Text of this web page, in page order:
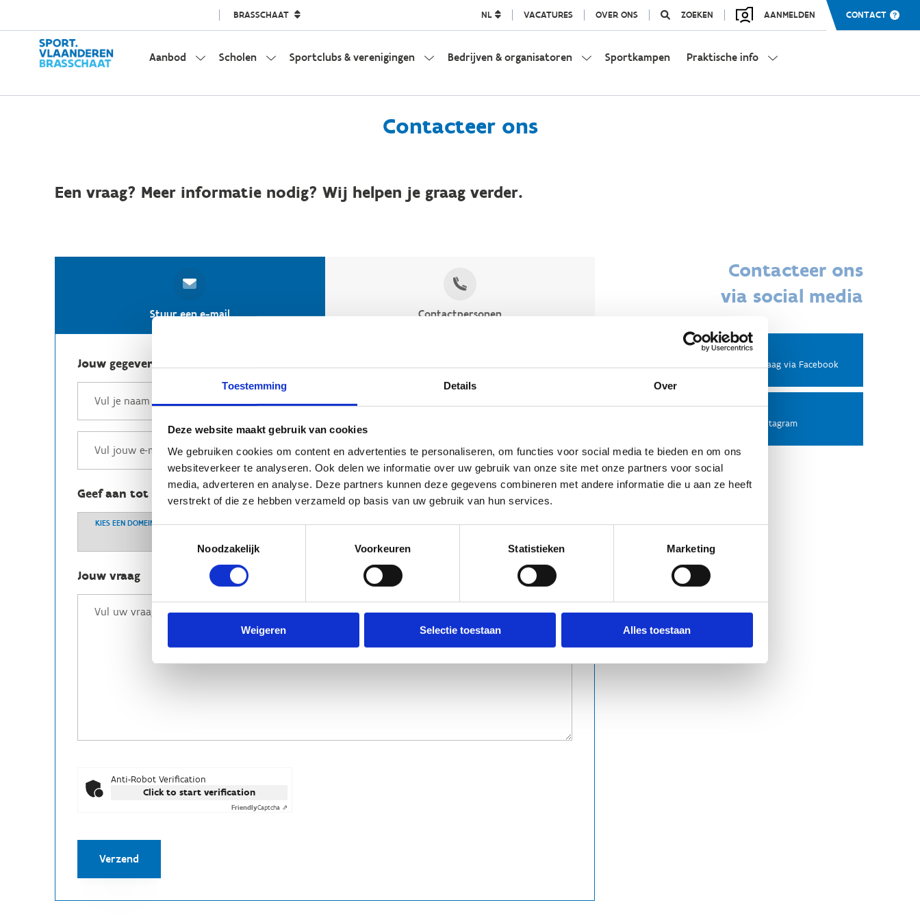
Toestemming Details Over
Deze website maakt gebruik van cookies
We gebruiken cookies om content en advertenties te personaliseren, om functies voor social media te bieden en om ons
websiteverkeer te analyseren. Ook delen we informatie over uw gebruik van onze site met onze partners voor social
media, adverteren en analyse. Deze partners kunnen deze gegevens combineren met andere informatie die u aan ze heeft
verstrekt of die ze hebben verzameld op basis van uw gebruik van hun services.
Noodzakelijk
Voorkeuren Statistieken Marketing
Weigeren Selectie toestaan Alles toestaan
BRASSCHAAT NL VACATURES OVER ONS ZOEKEN AANMELDEN CONTACT
Aanbod Scholen Sportclubs & verenigingen Bedrijven & organisatoren Sportkampen Praktische info
Contacteer ons
Een vraag? Meer informatie nodig? Wij helpen je graag verder.
Stuur een e-mail Contactpersonen
Jouw gegevens
Geef aan tot welk domein jouw vraag behoort
KIES EEN DOMEIN
Jouw vraag
Anti-Robot Verification
Click to start verification
FriendlyCaptcha ⇗
Verzend
Contacteer ons
via social media
Facebook
Stel ons een vraag via Facebook
Instagram
Volg ons op Instagram